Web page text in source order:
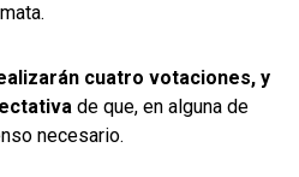
cuatro votaciones, y
de que, en alguna de
necesario.